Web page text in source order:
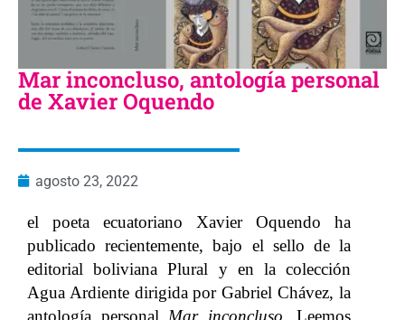
Mar inconcluso, antología personal
de Xavier Oquendo
agosto 23, 2022
el poeta ecuatoriano Xavier Oquendo ha
publicado recientemente, bajo el sello de la
editorial boliviana Plural y en la colección
Agua Ardiente dirigida por Gabriel Chávez, la
antología personal Mar inconcluso. Leemos